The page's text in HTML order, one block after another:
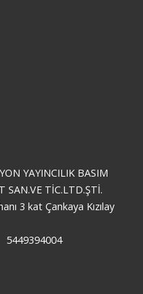
YAYINCILIK BASIM
SAN.VE TİC.LTD.ŞTİ.
3 kat Çankaya Kızılay
5449394004